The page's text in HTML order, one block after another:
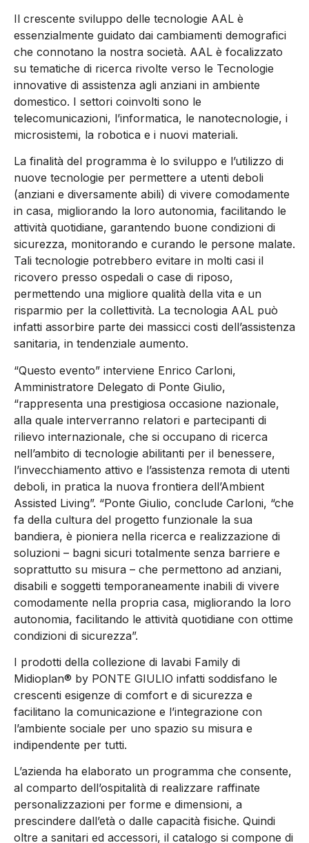
Il crescente sviluppo delle tecnologie AAL è
essenzialmente guidato dai cambiamenti demografici
che connotano la nostra società. AAL è focalizzato
su tematiche di ricerca rivolte verso le Tecnologie
innovative di assistenza agli anziani in ambiente
domestico. I settori coinvolti sono le
telecomunicazioni, l’informatica, le nanotecnologie, i
microsistemi, la robotica e i nuovi materiali.
La finalità del programma è lo sviluppo e l’utilizzo di
nuove tecnologie per permettere a utenti deboli
(anziani e diversamente abili) di vivere comodamente
in casa, migliorando la loro autonomia, facilitando le
attività quotidiane, garantendo buone condizioni di
sicurezza, monitorando e curando le persone malate.
Tali tecnologie potrebbero evitare in molti casi il
ricovero presso ospedali o case di riposo,
permettendo una migliore qualità della vita e un
risparmio per la collettività. La tecnologia AAL può
infatti assorbire parte dei massicci costi dell’assistenza
sanitaria, in tendenziale aumento.
“Questo evento” interviene Enrico Carloni,
Amministratore Delegato di Ponte Giulio,
“rappresenta una prestigiosa occasione nazionale,
alla quale interverranno relatori e partecipanti di
rilievo internazionale, che si occupano di ricerca
nell’ambito di tecnologie abilitanti per il benessere,
l’invecchiamento attivo e l’assistenza remota di utenti
deboli, in pratica la nuova frontiera dell’Ambient
Assisted Living”. “Ponte Giulio, conclude Carloni, “che
fa della cultura del progetto funzionale la sua
bandiera, è pioniera nella ricerca e realizzazione di
soluzioni – bagni sicuri totalmente senza barriere e
soprattutto su misura – che permettono ad anziani,
disabili e soggetti temporaneamente inabili di vivere
comodamente nella propria casa, migliorando la loro
autonomia, facilitando le attività quotidiane con ottime
condizioni di sicurezza”.
I prodotti della collezione di lavabi Family di
Midioplan® by PONTE GIULIO infatti soddisfano le
crescenti esigenze di comfort e di sicurezza e
facilitano la comunicazione e l’integrazione con
l’ambiente sociale per uno spazio su misura e
indipendente per tutti.
L’azienda ha elaborato un programma che consente,
al comparto dell’ospitalità di realizzare raffinate
personalizzazioni per forme e dimensioni, a
prescindere dall’età o dalle capacità fisiche. Quindi
oltre a sanitari ed accessori, il catalogo si compone di